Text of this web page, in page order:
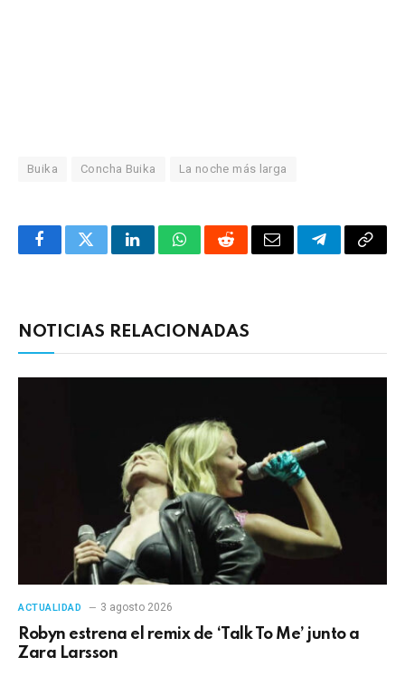
Buika Concha Buika La noche más larga
FacebookTwitterLinkedInWhatsAppRedditCorreoTelegrama
NOTICIAS RELACIONADAS
ACTUALIDAD 3 agosto 2026
Robyn estrena el remix de ‘Talk To Me’ junto a
Zara Larsson